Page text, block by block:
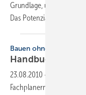
Grundlage, um das
Das Potenzial des
Bauen ohne Barrieren
Handbuch
23.08.2010 -
Fachplanern, Architekten